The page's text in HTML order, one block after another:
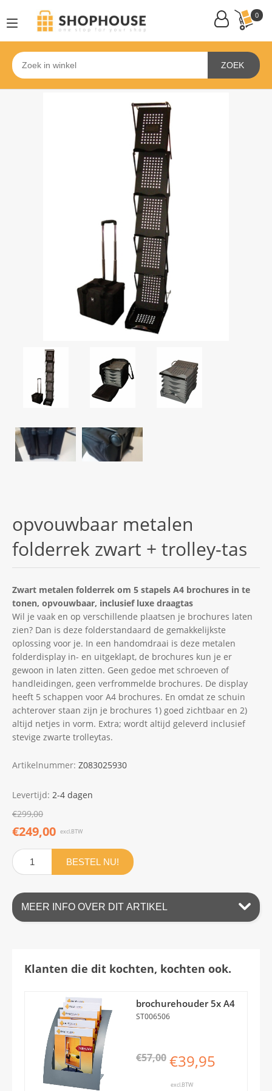
0
ZOEK
opvouwbaar metalen
folderrek zwart + trolley-tas
Zwart metalen folderrek om 5 stapels A4 brochures in te
tonen, opvouwbaar, inclusief luxe draagtas
Wil je vaak en op verschillende plaatsen je brochures laten
zien? Dan is deze folderstandaard de gemakkelijkste
oplossing voor je. In een handomdraai is deze metalen
folderdisplay in- en uitgeklapt, de brochures kun je er
gewoon in laten zitten. Geen gedoe met schroeven of
handleidingen, geen verfrommelde brochures. De display
heeft 5 schappen voor A4 brochures. En omdat ze schuin
achterover staan zijn je brochures 1) goed zichtbaar en 2)
altijd netjes in vorm. Extra; wordt altijd geleverd inclusief
stevige zwarte trolleytas.
Artikelnummer: Z083025930
Levertijd: 2-4 dagen
€299,00
€249,00 excl.BTW
BESTEL NU!
MEER INFO OVER DIT ARTIKEL
Klanten die dit kochten, kochten ook.
brochurehouder 5x A4
ST006506
€57,00 €39,95
excl.BTW